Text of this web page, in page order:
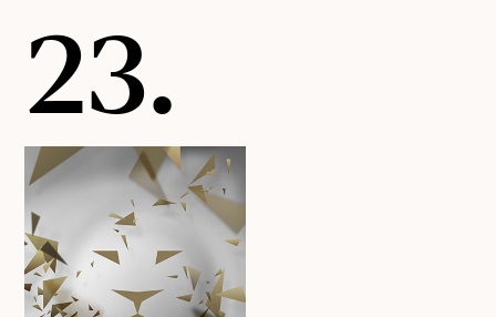
23.